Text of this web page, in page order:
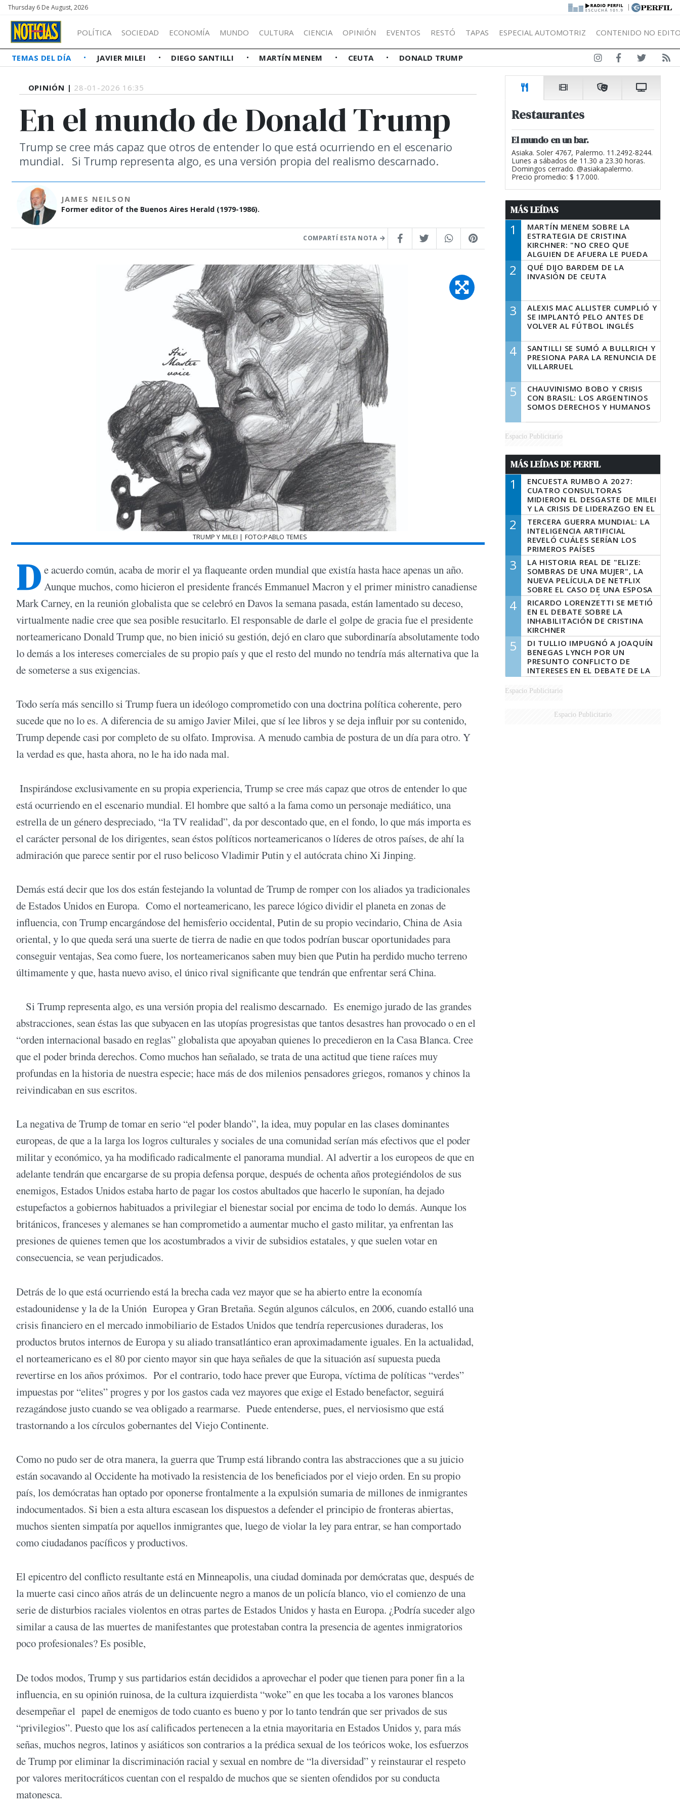
Thursday 6 De August, 2026 |
POLÍTICA SOCIEDAD ECONOMÍA MUNDO CULTURA CIENCIA OPINIÓN EVENTOS RESTÓ TAPAS ESPECIAL AUTOMOTRIZ CONTENIDO NO
TEMAS DEL DÍA JAVIER MILEI DIEGO SANTILLI MARTÍN MENEM CEUTA DONALD TRUMP
OPINIÓN | 28-01-2026 16:35
En el mundo de Donald Trump
Trump se cree más capaz que otros de entender lo que está ocurriendo en el escenario
mundial. Si Trump representa algo, es una versión propia del realismo descarnado.
JAMES NEILSON
Former editor of the Buenos Aires Herald (1979-1986).
COMPARTÍ ESTA NOTA
TRUMP Y MILEI | FOTO:PABLO TEMES
D e acuerdo común, acaba de morir el ya flaqueante orden mundial que existía hasta hace apenas un año.
Aunque muchos, como hicieron el presidente francés Emmanuel Macron y el primer ministro canadiense
Mark Carney, en la reunión globalista que se celebró en Davos la semana pasada, están lamentado su deceso,
virtualmente nadie cree que sea posible resucitarlo. El responsable de darle el golpe de gracia fue el presidente
norteamericano Donald Trump que, no bien inició su gestión, dejó en claro que subordinaría absolutamente todo
lo demás a los intereses comerciales de su propio país y que el resto del mundo no tendría más alternativa que la
de someterse a sus exigencias.
Todo sería más sencillo si Trump fuera un ideólogo comprometido con una doctrina política coherente, pero
sucede que no lo es. A diferencia de su amigo Javier Milei, que sí lee libros y se deja influir por su contenido,
Trump depende casi por completo de su olfato. Improvisa. A menudo cambia de postura de un día para otro. Y
la verdad es que, hasta ahora, no le ha ido nada mal.
Inspirándose exclusivamente en su propia experiencia, Trump se cree más capaz que otros de entender lo que
está ocurriendo en el escenario mundial. El hombre que saltó a la fama como un personaje mediático, una
estrella de un género despreciado, “la TV realidad”, da por descontado que, en el fondo, lo que más importa es
el carácter personal de los dirigentes, sean éstos políticos norteamericanos o líderes de otros países, de ahí la
admiración que parece sentir por el ruso belicoso Vladimir Putin y el autócrata chino Xi Jinping.
Demás está decir que los dos están festejando la voluntad de Trump de romper con los aliados ya tradicionales
de Estados Unidos en Europa. Como el norteamericano, les parece lógico dividir el planeta en zonas de
influencia, con Trump encargándose del hemisferio occidental, Putin de su propio vecindario, China de Asia
oriental, y lo que queda será una suerte de tierra de nadie en que todos podrían buscar oportunidades para
conseguir ventajas, Sea como fuere, los norteamericanos saben muy bien que Putin ha perdido mucho terreno
últimamente y que, hasta nuevo aviso, el único rival significante que tendrán que enfrentar será China.
Si Trump representa algo, es una versión propia del realismo descarnado. Es enemigo jurado de las grandes
abstracciones, sean éstas las que subyacen en las utopías progresistas que tantos desastres han provocado o en el
“orden internacional basado en reglas” globalista que apoyaban quienes lo precedieron en la Casa Blanca. Cree
que el poder brinda derechos. Como muchos han señalado, se trata de una actitud que tiene raíces muy
profundas en la historia de nuestra especie; hace más de dos milenios pensadores griegos, romanos y chinos la
reivindicaban en sus escritos.
La negativa de Trump de tomar en serio “el poder blando”, la idea, muy popular en las clases dominantes
europeas, de que a la larga los logros culturales y sociales de una comunidad serían más efectivos que el poder
militar y económico, ya ha modificado radicalmente el panorama mundial. Al advertir a los europeos de que en
adelante tendrán que encargarse de su propia defensa porque, después de ochenta años protegiéndolos de sus
enemigos, Estados Unidos estaba harto de pagar los costos abultados que hacerlo le suponían, ha dejado
estupefactos a gobiernos habituados a privilegiar el bienestar social por encima de todo lo demás. Aunque los
británicos, franceses y alemanes se han comprometido a aumentar mucho el gasto militar, ya enfrentan las
presiones de quienes temen que los acostumbrados a vivir de subsidios estatales, y que suelen votar en
consecuencia, se vean perjudicados.
Detrás de lo que está ocurriendo está la brecha cada vez mayor que se ha abierto entre la economía
estadounidense y la de la Unión Europea y Gran Bretaña. Según algunos cálculos, en 2006, cuando estalló una
crisis financiero en el mercado inmobiliario de Estados Unidos que tendría repercusiones duraderas, los
productos brutos internos de Europa y su aliado transatlántico eran aproximadamente iguales. En la actualidad,
el norteamericano es el 80 por ciento mayor sin que haya señales de que la situación así supuesta pueda
revertirse en los años próximos. Por el contrario, todo hace prever que Europa, víctima de políticas “verdes”
impuestas por “elites” progres y por los gastos cada vez mayores que exige el Estado benefactor, seguirá
rezagándose justo cuando se vea obligado a rearmarse. Puede entenderse, pues, el nerviosismo que está
trastornando a los círculos gobernantes del Viejo Continente.
Como no pudo ser de otra manera, la guerra que Trump está librando contra las abstracciones que a su juicio
están socavando al Occidente ha motivado la resistencia de los beneficiados por el viejo orden. En su propio
país, los demócratas han optado por oponerse frontalmente a la expulsión sumaria de millones de inmigrantes
indocumentados. Si bien a esta altura escasean los dispuestos a defender el principio de fronteras abiertas,
muchos sienten simpatía por aquellos inmigrantes que, luego de violar la ley para entrar, se han comportado
como ciudadanos pacíficos y productivos.
El epicentro del conflicto resultante está en Minneapolis, una ciudad dominada por demócratas que, después de
la muerte casi cinco años atrás de un delincuente negro a manos de un policía blanco, vio el comienzo de una
serie de disturbios raciales violentos en otras partes de Estados Unidos y hasta en Europa. ¿Podría suceder algo
similar a causa de las muertes de manifestantes que protestaban contra la presencia de agentes inmigratorios
poco profesionales? Es posible,
De todos modos, Trump y sus partidarios están decididos a aprovechar el poder que tienen para poner fin a la
influencia, en su opinión ruinosa, de la cultura izquierdista “woke” en que les tocaba a los varones blancos
desempeñar el papel de enemigos de todo cuanto es bueno y por lo tanto tendrán que ser privados de sus
“privilegios”. Puesto que los así calificados pertenecen a la etnia mayoritaria en Estados Unidos y, para más
señas, muchos negros, latinos y asiáticos son contrarios a la prédica sexual de los teóricos woke, los esfuerzos
de Trump por eliminar la discriminación racial y sexual en nombre de “la diversidad” y reinstaurar el respeto
por valores meritocráticos cuentan con el respaldo de muchos que se sienten ofendidos por su conducta
matonesca.
Restaurantes
El mundo en un bar.
Asiaka. Soler 4767, Palermo. 11.2492-8244.
Lunes a sábados de 11.30 a 23.30 horas.
Domingos cerrado. @asiakapalermo.
Precio promedio: $ 17.000.
MÁS LEÍDAS
1
MARTÍN MENEM SOBRE LA
ESTRATEGIA DE CRISTINA
KIRCHNER: "NO CREO QUE
ALGUIEN DE AFUERA LE PUEDA
DECIR A LA JUSTICIA LO QUE
TIENE QUE HACER"
2
QUÉ DIJO BARDEM DE LA
INVASIÓN DE CEUTA
3
ALEXIS MAC ALLISTER CUMPLIÓ Y
SE IMPLANTÓ PELO ANTES DE
VOLVER AL FÚTBOL INGLÉS
4
SANTILLI SE SUMÓ A BULLRICH Y
PRESIONA PARA LA RENUNCIA DE
VILLARRUEL
5
CHAUVINISMO BOBO Y CRISIS
CON BRASIL: LOS ARGENTINOS
SOMOS DERECHOS Y HUMANOS
Espacio Publicitario
MÁS LEÍDAS DE PERFIL
1
ENCUESTA RUMBO A 2027:
CUATRO CONSULTORAS
MIDIERON EL DESGASTE DE MILEI
Y LA CRISIS DE LIDERAZGO EN EL
PERONISMO
2
TERCERA GUERRA MUNDIAL: LA
INTELIGENCIA ARTIFICIAL
REVELÓ CUÁLES SERÍAN LOS
PRIMEROS PAÍSES
LATINOAMERICANOS EN SER
DERROTADOS
3
LA HISTORIA REAL DE "ELIZE:
SOMBRAS DE UNA MUJER", LA
NUEVA PELÍCULA DE NETFLIX
SOBRE EL CASO DE UNA ESPOSA
QUE DESCUARTIZÓ A SU
MARIDO
4
RICARDO LORENZETTI SE METIÓ
EN EL DEBATE SOBRE LA
INHABILITACIÓN DE CRISTINA
KIRCHNER
5
DI TULLIO IMPUGNÓ A JOAQUÍN
BENEGAS LYNCH POR UN
PRESUNTO CONFLICTO DE
INTERESES EN EL DEBATE DE LA
LEY DE TIERRAS
Espacio Publicitario
Espacio Publicitario